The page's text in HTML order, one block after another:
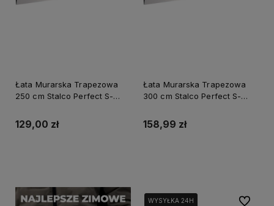
Łata Murarska Trapezowa
250 cm Stalco Perfect S-
129,00 zł
Łata Murarska Trapezowa
300 cm Stalco Perfect S-
158,99 zł
WYSYŁKA 24H
WYSYŁKA 24H Do